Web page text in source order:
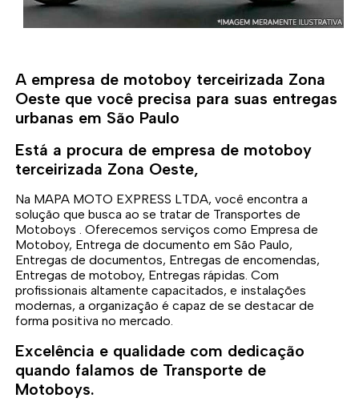
A empresa de motoboy terceirizada Zona
Oeste que você precisa para suas entregas
urbanas em São Paulo
Está a procura de empresa de motoboy
terceirizada Zona Oeste,
Na MAPA MOTO EXPRESS LTDA, você encontra a
solução que busca ao se tratar de Transportes de
Motoboys . Oferecemos serviços como Empresa de
Motoboy, Entrega de documento em São Paulo,
Entregas de documentos, Entregas de encomendas,
Entregas de motoboy, Entregas rápidas. Com
profissionais altamente capacitados, e instalações
modernas, a organização é capaz de se destacar de
forma positiva no mercado.
Excelência e qualidade com dedicação
quando falamos de Transporte de
Motoboys.